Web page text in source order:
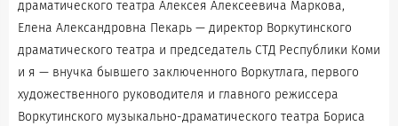
драматического театра Алексея Алексеевича Маркова,
Елена Александровна Пекарь — директор Воркутинского
драматического театра и председатель СТД Республики Коми
и я — внучка бывшего заключенного Воркутлага, первого
художественного руководителя и главного режиссера
Воркутинского музыкально-драматического театра Бориса